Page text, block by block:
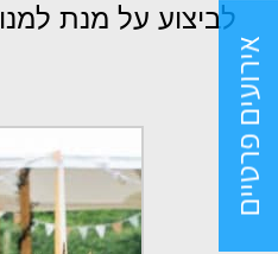
לביצוע על מנת
אירועים פרטיים